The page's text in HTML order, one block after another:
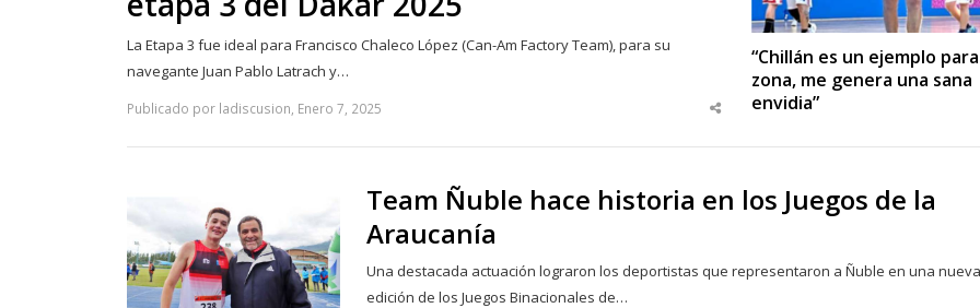
La Etapa 3 fue ideal para Francisco Chaleco López (Can-Am Factory Team), para su
navegante Juan Pablo Latrach y…
Publicado por ladiscusion, Enero 7, 2025
Share
“Chillán es un ejemplo
zona, me genera una sana
envidia”
Team Ñuble hace historia en los Juegos de la
Araucanía
Una destacada actuación lograron los deportistas que representaron a Ñuble en una nueva
edición de los Juegos Binacionales de…